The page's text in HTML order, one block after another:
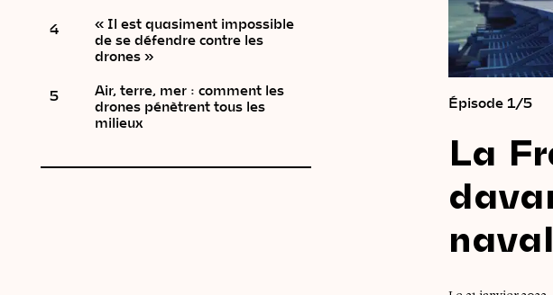
4
« Il est quasiment impossible
de se défendre contre les
drones »
5
Air, terre, mer : comment les
drones pénètrent tous les
milieux
Épisode 1/5
La